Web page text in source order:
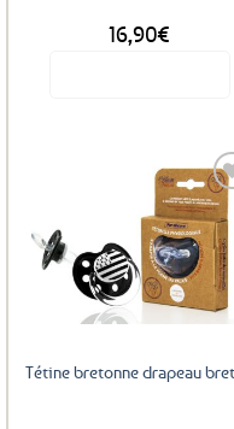
16,90€
aux
Tétine bretonne drapeau